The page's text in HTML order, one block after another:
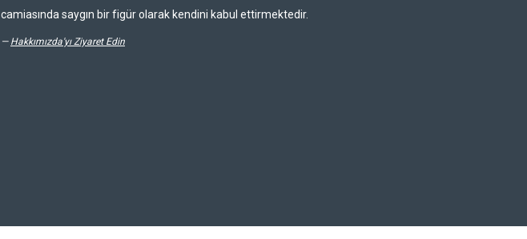
camiasında saygın bir figür olarak kendini kabul ettirmektedir.
— Hakkımızda'yı Ziyaret Edin